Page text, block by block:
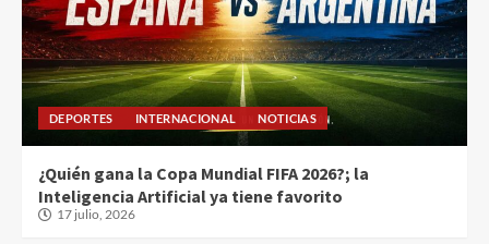
DEPORTES INTERNACIONAL NOTICIAS
¿Quién gana la Copa Mundial FIFA 2026?; la
Inteligencia Artificial ya tiene favorito
17 julio, 2026